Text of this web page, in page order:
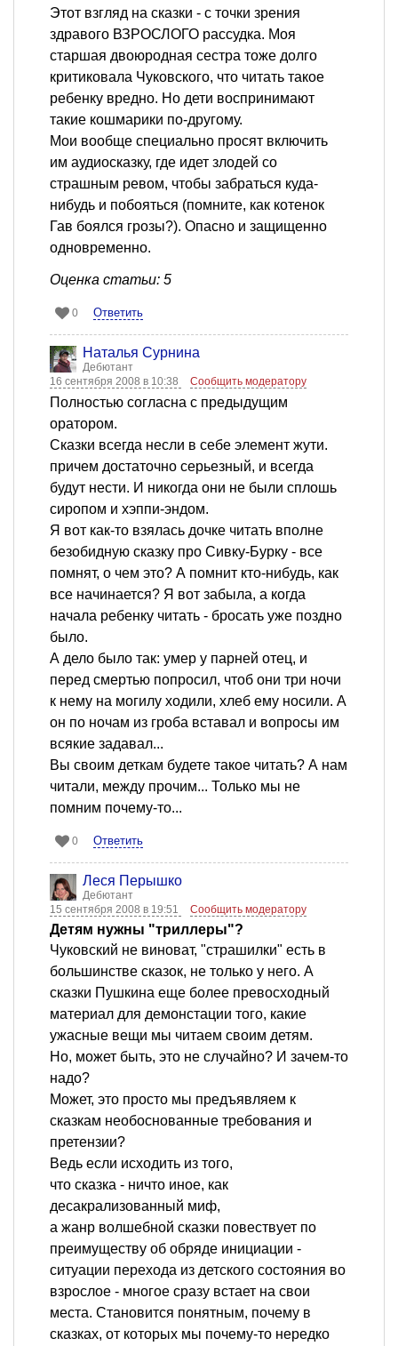
Этот взгляд на сказки - с точки зрения
здравого ВЗРОСЛОГО рассудка. Моя
старшая двоюродная сестра тоже долго
критиковала Чуковского, что читать такое
ребенку вредно. Но дети воспринимают
такие кошмарики по-другому.
Мои вообще специально просят включить
им аудиосказку, где идет злодей со
страшным ревом, чтобы забраться куда-
нибудь и побояться (помните, как котенок
Гав боялся грозы?). Опасно и защищенно
одновременно.
Оценка статьи: 5
0 Ответить
Наталья Сурнина
Дебютант
16 сентября 2008 в 10:38
Сообщить модератору
Полностью согласна с предыдущим
оратором.
Сказки всегда несли в себе элемент жути.
причем достаточно серьезный, и всегда
будут нести. И никогда они не были сплошь
сиропом и хэппи-эндом.
Я вот как-то взялась дочке читать вполне
безобидную сказку про Сивку-Бурку - все
помнят, о чем это? А помнит кто-нибудь, как
все начинается? Я вот забыла, а когда
начала ребенку читать - бросать уже поздно
было.
А дело было так: умер у парней отец, и
перед смертью попросил, чтоб они три ночи
к нему на могилу ходили, хлеб ему носили. А
он по ночам из гроба вставал и вопросы им
всякие задавал...
Вы своим деткам будете такое читать? А нам
читали, между прочим... Только мы не
помним почему-то...
0 Ответить
Леся Перышко
Дебютант
15 сентября 2008 в 19:51
Сообщить модератору
Детям нужны "триллеры"?
Чуковский не виноват, "страшилки" есть в
большинстве сказок, не только у него. А
сказки Пушкина еще более превосходный
материал для демонстации того, какие
ужасные вещи мы читаем своим детям.
Но, может быть, это не случайно? И зачем-то
надо?
Может, это просто мы предъявляем к
сказкам необоснованные требования и
претензии?
Ведь если исходить из того,
что сказка - ничто иное, как
десакрализованный миф,
а жанр волшебной сказки повествует по
преимуществу об обряде инициации -
ситуации перехода из детского состояния во
взрослое - многое сразу встает на свои
места. Становится понятным, почему в
сказках, от которых мы почему-то нередко